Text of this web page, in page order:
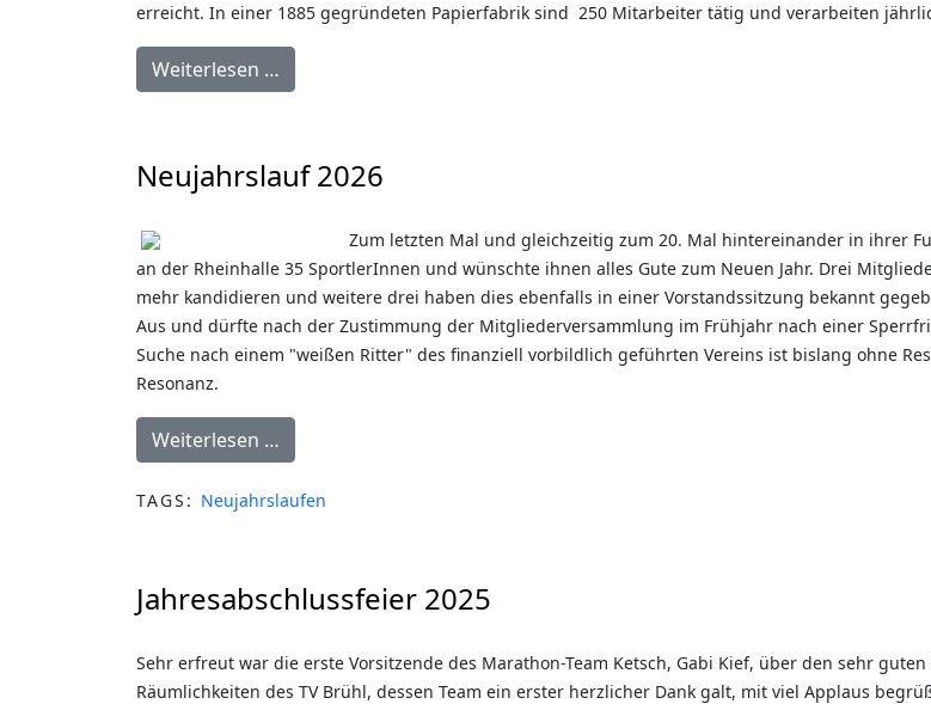
erreicht. In einer 1885 gegründeten Papierfabrik sind 250 Mitarbeiter tätig und verarbeiten
Weiterlesen …
Neujahrslauf 2026
Zum letzten Mal und gleichzeitig zum 20. Mal hintereinander in ihrer
an der Rheinhalle 35 SportlerInnen und wünschte ihnen alles Gute zum Neuen Jahr. Drei
mehr kandidieren und weitere drei haben dies ebenfalls in einer Vorstandssitzung bekannt
Aus und dürfte nach der Zustimmung der Mitgliederversammlung im Frühjahr nach einer
Suche nach einem "weißen Ritter" des finanziell vorbildlich geführten Vereins ist bislang ohne
Resonanz.
Weiterlesen …
TAGS: Neujahrslaufen
Jahresabschlussfeier 2025
Sehr erfreut war die erste Vorsitzende des Marathon-Team Ketsch, Gabi Kief, über den sehr
Räumlichkeiten des TV Brühl, dessen Team ein erster herzlicher Dank galt, mit viel Applaus